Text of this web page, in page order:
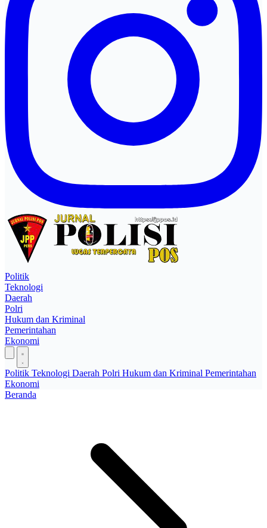
Politik
Teknologi
Daerah
Polri
Hukum dan Kriminal
Pemerintahan
Ekonomi
Politik Teknologi Daerah Polri Hukum dan Kriminal Pemerintahan
Ekonomi
Beranda